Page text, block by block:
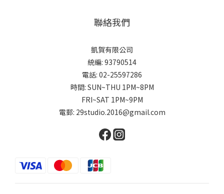
聯絡我們
凱賀有限公司
統編: 93790514
電話: 02-25597286
時間: SUN~THU 1PM~8PM
FRI~SAT 1PM~9PM
電郵: 29studio.2016@gmail.com